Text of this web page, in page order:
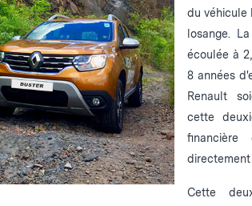
du véhicule
losange.
écoulée à
8 années
Renault
cette
directement
Cette